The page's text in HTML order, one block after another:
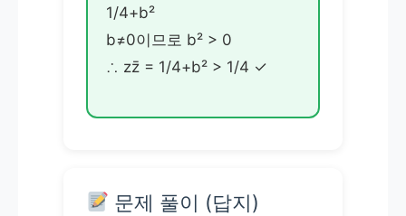
1/4+b²
b≠0이므로 b² > 0
∴ zz̄ = 1/4+b² > 1/4 ✓
문제 풀이 (답지)